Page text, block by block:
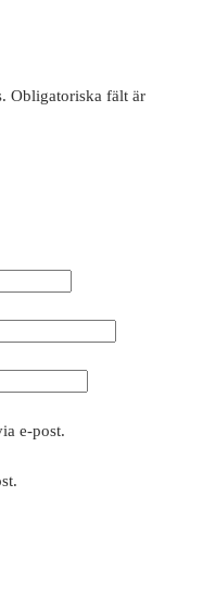
Obligatoriska fält är
e-post.